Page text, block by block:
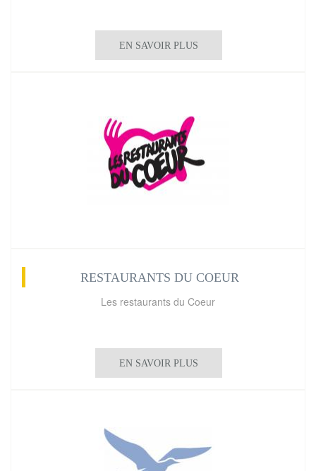
EN SAVOIR PLUS
RESTAURANTS DU COEUR
Les restaurants du Coeur
EN SAVOIR PLUS